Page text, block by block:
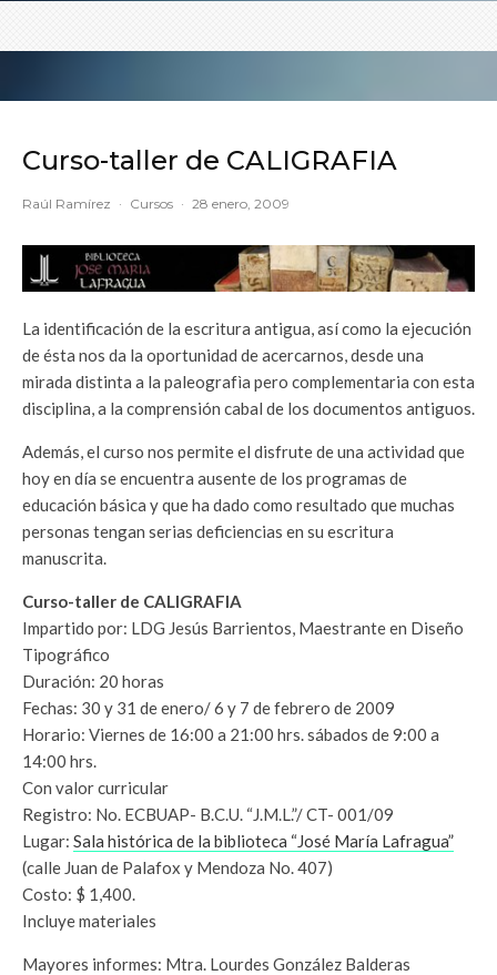
Curso-taller de CALIGRAFIA
Raúl Ramírez · Cursos · 28 enero, 2009
La identificación de la escritura antigua, así como la ejecución
de ésta nos da la oportunidad de acercarnos, desde una
mirada distinta a la paleografìa pero complementaria con esta
disciplina, a la comprensión cabal de los documentos antiguos.
Además, el curso nos permite el disfrute de una actividad que
hoy en día se encuentra ausente de los programas de
educación básica y que ha dado como resultado que muchas
personas tengan serias deficiencias en su escritura
manuscrita.
Curso-taller de CALIGRAFIA
Impartido por: LDG Jesús Barrientos, Maestrante en Diseño
Tipográfico
Duración: 20 horas
Fechas: 30 y 31 de enero/ 6 y 7 de febrero de 2009
Horario: Viernes de 16:00 a 21:00 hrs. sábados de 9:00 a
14:00 hrs.
Con valor curricular
Registro: No. ECBUAP- B.C.U. “J.M.L.”/ CT- 001/09
Lugar: Sala histórica de la biblioteca “José María Lafragua”
(calle Juan de Palafox y Mendoza No. 407)
Costo: $ 1,400.
Incluye materiales
Mayores informes: Mtra. Lourdes González Balderas